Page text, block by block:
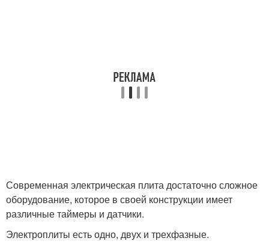
Современная электрическая плита достаточно сложное
оборудование, которое в своей конструкции имеет
различные таймеры и датчики.
Электроплиты есть одно, двух и трехфазные.